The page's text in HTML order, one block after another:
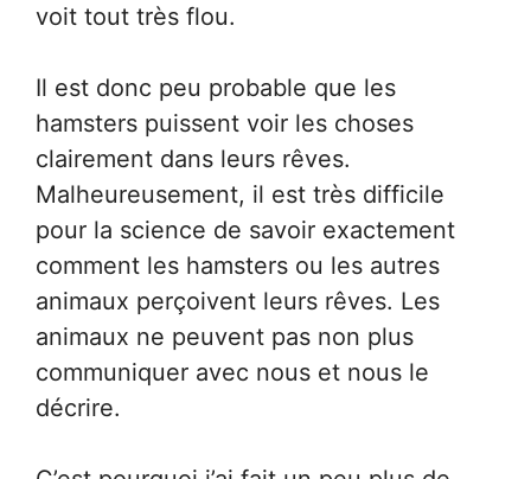
voit tout très flou.
Il est donc peu probable que les
hamsters puissent voir les choses
clairement dans leurs rêves.
Malheureusement, il est très difficile
pour la science de savoir exactement
comment les hamsters ou les autres
animaux perçoivent leurs rêves. Les
animaux ne peuvent pas non plus
communiquer avec nous et nous le
décrire.